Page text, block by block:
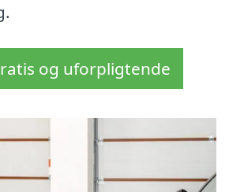
og uforpligtende